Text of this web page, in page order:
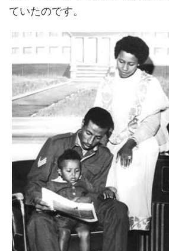
ていたのです。